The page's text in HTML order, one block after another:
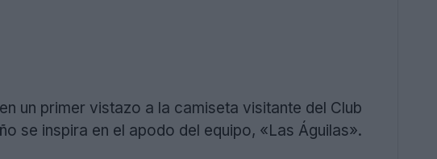
un primer vistazo a la camiseta visitante del Club
se inspira en el apodo del equipo, «Las Águilas».